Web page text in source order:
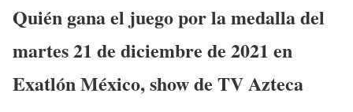
Quién gana el juego por la medalladel
martes 21 de diciembre de 2021 en
ExatlónMéxico, show de TV Azteca